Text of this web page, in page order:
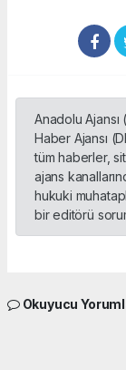
Anadolu Ajansı
Haber Ajansı
tüm haberler,
ajans
hukuki
bir editörü
Okuyucu